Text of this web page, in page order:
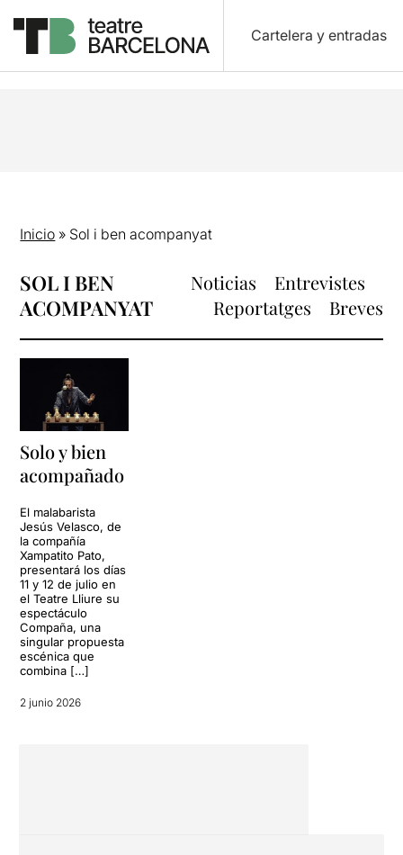
Cartelera y entradas
Inicio » Sol i ben acompanyat
SOL I BEN
ACOMPANYAT
Noticias
Entrevistes
Reportatges
Breves
Solo y bien
acompañado
El malabarista
Jesús Velasco, de
la compañía
Xampatito Pato,
presentará los días
11 y 12 de julio en
el Teatre Lliure su
espectáculo
Compaña, una
singular propuesta
escénica que
combina […]
2 junio 2026